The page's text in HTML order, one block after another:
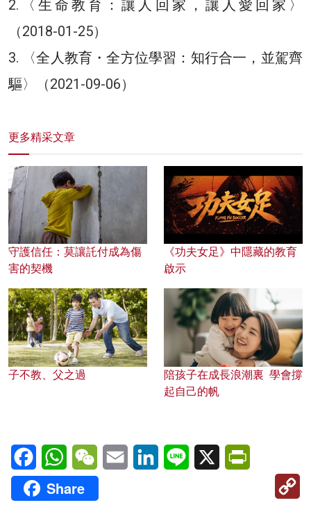
2. 〈生命教育：讓人回家，讓人愛回家〉
（2018-01-25）
3. 〈全人教育・全方位學習：知行合一，並駕齊
驅〉（2021-09-06）
更多精采文章
守護信任：莫讓託付成為傷
害的契機
《功夫女足》中隱藏的教育
啟示
子不教、父之過
陪孩子在成長浪潮裏 學會撐
起自己的帆
FacebookWhatsAppWeChatEmail LinkedInLine X
Share